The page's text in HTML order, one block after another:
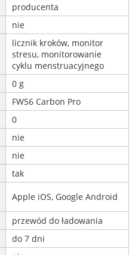
producenta
nie
licznik kroków, monitor
stresu, monitorowanie
cyklu menstruacyjnego
0 g
FW56 Carbon Pro
0
nie
nie
tak
Apple iOS, Google Android
przewód do ładowania
do 7 dni